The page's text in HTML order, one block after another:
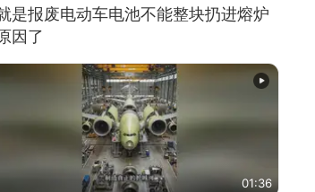
是报废电动车电池不能整块扔进熔炉
因了
01:36